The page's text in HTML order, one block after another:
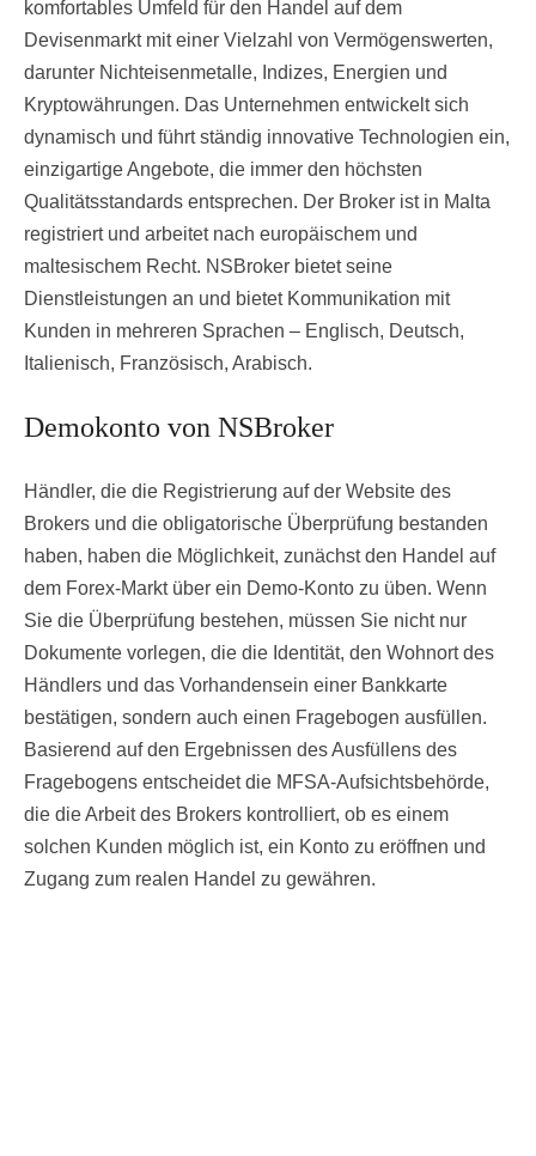
komfortables Umfeld für den Handel auf dem
Devisenmarkt mit einer Vielzahl von Vermögenswerten,
darunter Nichteisenmetalle, Indizes, Energien und
Kryptowährungen. Das Unternehmen entwickelt sich
dynamisch und führt ständig innovative Technologien ein,
einzigartige Angebote, die immer den höchsten
Qualitätsstandards entsprechen. Der Broker ist in Malta
registriert und arbeitet nach europäischem und
maltesischem Recht. NSBroker bietet seine
Dienstleistungen an und bietet Kommunikation mit
Kunden in mehreren Sprachen – Englisch, Deutsch,
Italienisch, Französisch, Arabisch.
Demokonto von NSBroker
Händler, die die Registrierung auf der Website des
Brokers und die obligatorische Überprüfung bestanden
haben, haben die Möglichkeit, zunächst den Handel auf
dem Forex-Markt über ein Demo-Konto zu üben. Wenn
Sie die Überprüfung bestehen, müssen Sie nicht nur
Dokumente vorlegen, die die Identität, den Wohnort des
Händlers und das Vorhandensein einer Bankkarte
bestätigen, sondern auch einen Fragebogen ausfüllen.
Basierend auf den Ergebnissen des Ausfüllens des
Fragebogens entscheidet die MFSA-Aufsichtsbehörde,
die die Arbeit des Brokers kontrolliert, ob es einem
solchen Kunden möglich ist, ein Konto zu eröffnen und
Zugang zum realen Handel zu gewähren.